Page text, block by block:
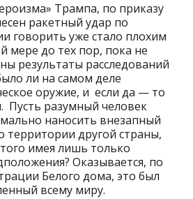
Трампа, по приказу
ракетный удар по
говорить уже стало плохим
мере до тех пор, пока не
результаты расследований
ли на самом деле
оружие, и если да — то
Пусть разумный человек
наносить внезапный
территории другой страны,
имея лишь только
Оказывается, по
Белого дома, это был
всему миру.